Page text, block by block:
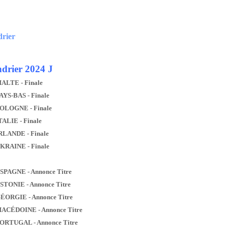
2024 J
- Finale
BAS - Finale
- Finale
- Finale
- Finale
- Finale
- Annonce Titre
- Annonce Titre
- Annonce Titre
- Annonce Titre
- Annonce Titre